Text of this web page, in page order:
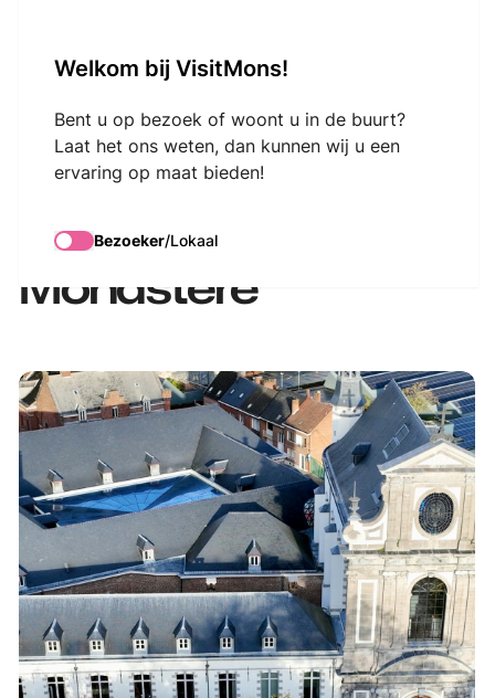
Welkom bij VisitMons!
Bent u op bezoek of woont u in de buurt?
Laat het ons weten, dan kunnen wij u een
ervaring op maat bieden!
Bezoeker/Lokaal
Visite guidée :
L'Envers du
Monastère